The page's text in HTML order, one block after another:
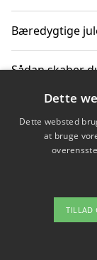
Bæredygtige
Sådan skaber
Sådan
Dette
Dette websted
at bruge
TILLAD